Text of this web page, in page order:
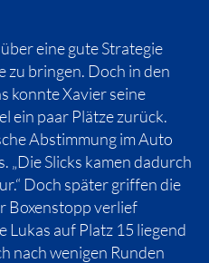
eine gute Strategie
zu bringen. Doch in den
konnte Xavier seine
ein paar Plätze zurück.
Abstimmung im Auto
„Die Slicks kamen dadurch
Doch später griffen die
Boxenstopp verlief
Lukas auf Platz 15 liegend
nach wenigen Runden